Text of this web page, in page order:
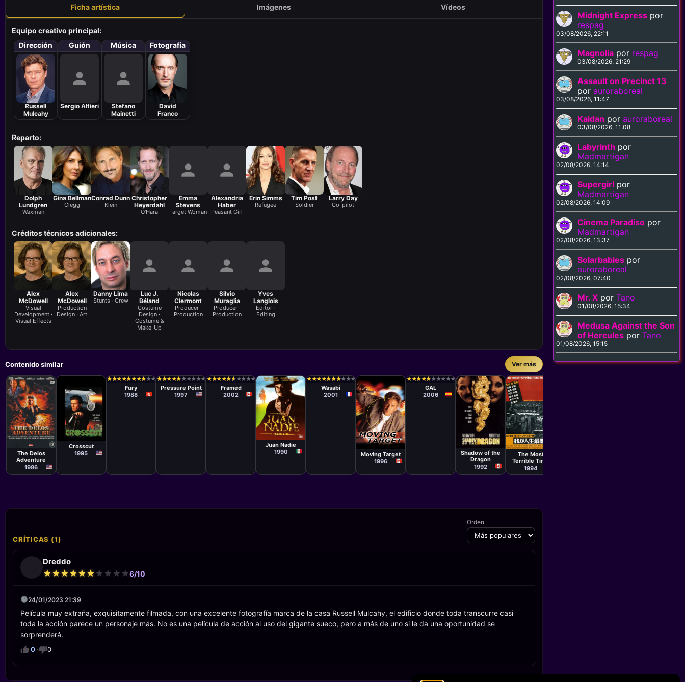
Ficha artística Imágenes Vídeos
Equipo creativo principal:
Dirección
Russell
Mulcahy
Guión
Sergio Altieri
Música
Stefano
Mainetti
Fotografía
David
Franco
Reparto:
Dolph
Lundgren
Waxman
Gina Bellman
Clegg
Conrad Dunn
Klein
Christopher
Heyerdahl
O'Hara
Emma
Stevens
Target Woman
Alexandria
Haber
Peasant Girl
Erin Simms
Refugee
Tim Post
Soldier
Larry Day
Co-pilot
Créditos técnicos adicionales:
Alex
McDowell
Visual
Development ·
Visual Effects
Alex
McDowell
Production
Design · Art
Danny Lima
Stunts · Crew
Luc J.
Béland
Costume
Design ·
Costume &
Make-Up
Nicolas
Clermont
Producer ·
Production
Silvio
Muraglia
Producer ·
Production
Yves
Langlois
Editor ·
Editing
Contenido similar Ver más
Película
Joseph
The Delos
Adventure
1986
Película
Paul Raimondi
Crosscut
1995
★
★★
★★
★★
★★
★★
★★
★★
★★
★★
★
Johnny Wang
Fury
1988
★
★★
★★
★★
★★
★★
★★
★★
★★
★★
★
David
Pressure Point
1997
★
★★
★★
★★
★★
★★
★★
★★
★★
★★
★
Daniel Petrie
Framed
2002
Película
Alfredo B.
Crevenna
Juan Nadie
1990
★
★★
★★
★★
★★
★★
★★
★★
★★
★★
★
Gérard
Krawczyk
Wasabi
2001
Película
Damian Lee
Moving Target
1996
★
★★
★★
★★
★★
★★
★★
★★
★★
★★
★
Miguel
GAL
2006
Película
Jimmy
Williams
Shadow of the
Dragon
1992
Película
Kaizo Hayashi
The Most
Terrible Time
in My Life
1994
Película
Película
CRÍTICAS (1)
Orden
Dreddo
★
★★
★★
★★
★★
★★
★★
★★
★★
★★
★6/10
24/01/2023 21:39
Película muy extraña, exquisitamente filmada, con una excelente fotografía marca de la casa Russell Mulcahy, el edificio donde toda transcurre casi
toda la acción parece un personaje más. No es una película de acción al uso del gigante sueco, pero a más de uno si le da una oportunidad se
sorprenderá.
0· 0
Midnight Express por
respag
03/08/2026, 22:11
Magnolia por respag
03/08/2026, 21:29
Assault on Precinct 13
porauroraboreal
03/08/2026, 11:47
Kaidan porauroraboreal
03/08/2026, 11:08
Labyrinth por
Madmartigan
02/08/2026, 14:14
Supergirl por
Madmartigan
02/08/2026, 14:09
Cinema Paradiso por
Madmartigan
02/08/2026, 13:37
Solarbabies por
auroraboreal
02/08/2026, 07:40
Mr. X porTano
01/08/2026, 15:34
Medusa Against the Son
of Hercules porTano
01/08/2026, 15:15